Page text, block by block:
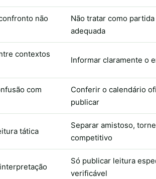
não
Não tratar como
adequada
contextos
Informar claramente o
com
Conferir o calendário
publicar
tática
Separar amistoso,
competitivo
Só publicar leitura
verificável